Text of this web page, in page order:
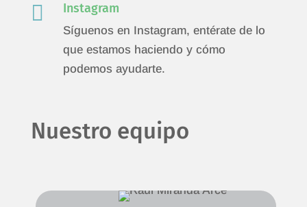
 Instagram
Síguenos en Instagram, entérate de lo
que estamos haciendo y cómo
podemos ayudarte.
Nuestro equipo